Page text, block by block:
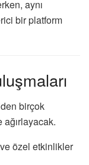
aynı
bir platform
birçok
ağırlayacak.
özel etkinlikler